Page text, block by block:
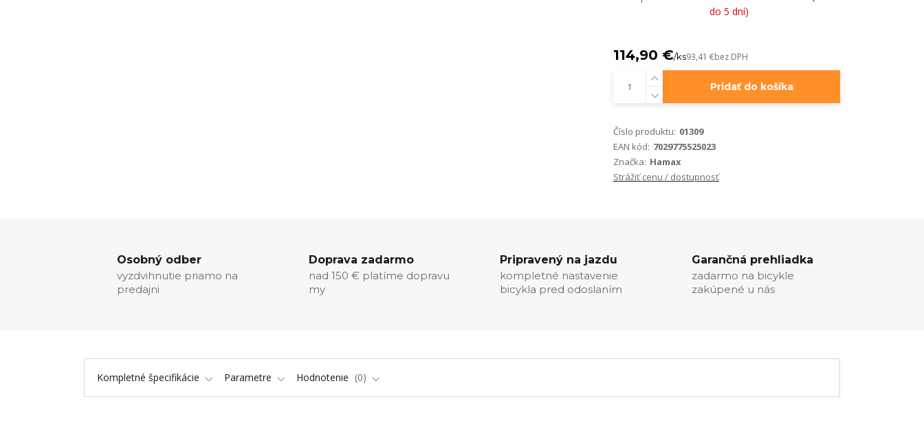
do 5 dní)
114,90 €/ks93,41 €bez DPH
Pridať do košíka
Číslo produktu: 01309
EAN kód: 7029775525023
Značka: Hamax
Strážiť cenu / dostupnosť
Osobný odber
vyzdvihnutie priamo na
predajni
Doprava zadarmo
nad 150 € platíme dopravu
my
Pripravený na jazdu
kompletné nastavenie
bicykla pred odoslaním
Garančná prehliadka
zadarmo na bicykle
zakúpené u nás
Kompletné špecifikácie Parametre Hodnotenie 0